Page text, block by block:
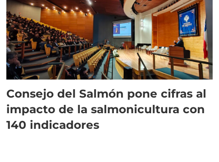
Consejo del Salmón pone cifras al
impacto de la salmonicultura con
140 indicadores